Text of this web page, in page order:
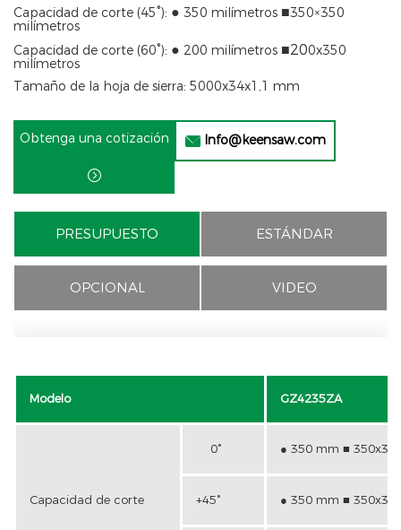
Capacidad de corte (45°): ● 350 milímetros ■350×350
milímetros
Capacidad de corte (60°): ● 200 milímetros ■200x350
milímetros
Tamaño de la hoja de sierra: 5000x34x1,1 mm
Obtenga una cotización

 Info@keensaw.com
PRESUPUESTO ESTÁNDAR
OPCIONAL VIDEO
Modelo GZ4235ZA
Capacidad de corte
0° ● 350 mm ■
+45° ● 350 mm ■